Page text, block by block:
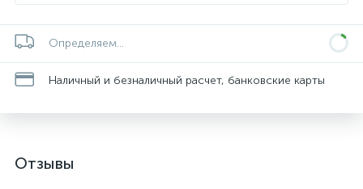
Определяем...
Наличный и безналичный расчет, банковские карты
Отзывы